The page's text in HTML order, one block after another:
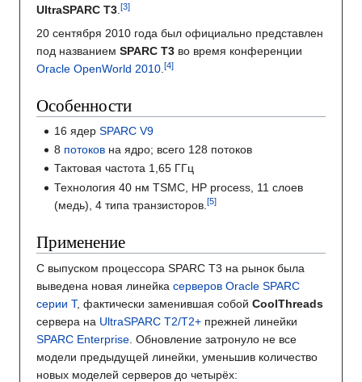
UltraSPARC T3.
20 сентября 2010 года был официально представлен
под названием SPARC T3 во время конференции
Oracle OpenWorld 2010.
Особенности
16 ядерSPARC V9
8 потоков на ядро; всего 128 потоков
Тактовая частота 1,65 ГГц
Технология 40 нм TSMC, HP process, 11 слоев
(медь), 4 типа транзисторов.
Применение
С выпуском процессора SPARC T3 на рынок была
выведена новая линейка серверов Oracle SPARC
серии T, фактически заменившая собой CoolThreads
сервера на UltraSPARC T2/T2+ прежней линейки
SPARC Enterprise . Обновление затронуло не все
модели предыдущей линейки, уменьшив количество
новых моделей серверов до четырёх: